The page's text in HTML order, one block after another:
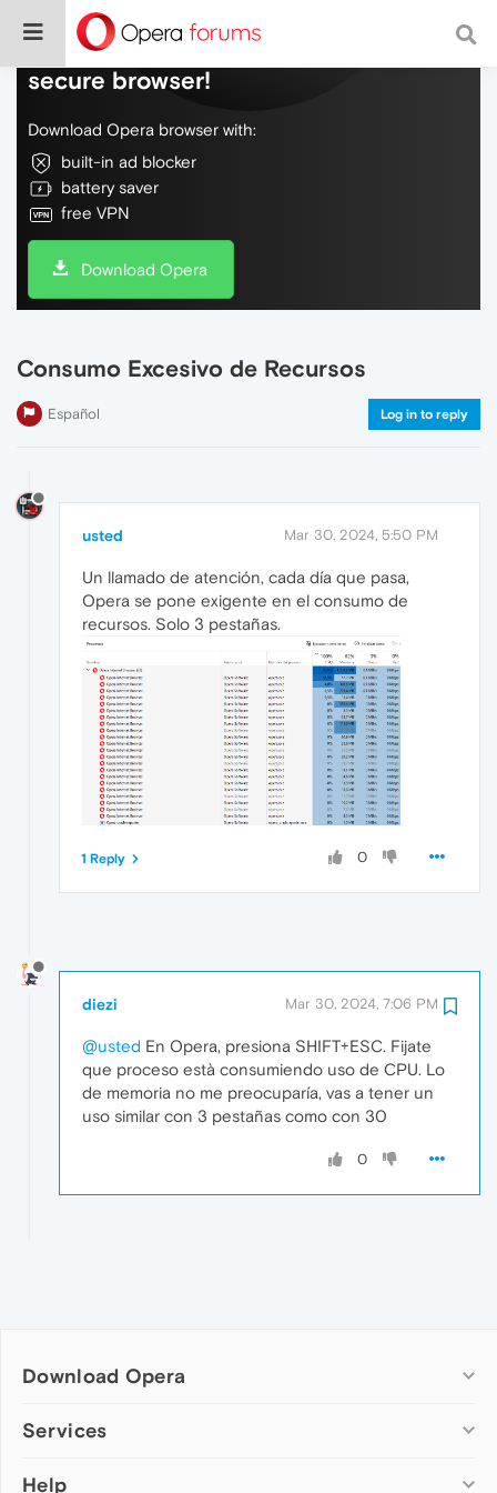
Do more on the web, with a fast and
secure browser!
Download Opera browser with:
built-in ad blocker
battery saver
free VPN
Download Opera
Consumo Excesivo de Recursos
Español Log in to reply
usted Mar 30, 2024, 5:50 PM
Un llamado de atención, cada día que pasa,
Opera se pone exigente en el consumo de
recursos. Solo 3 pestañas.
0
1 Reply
diezi Mar 30, 2024, 7:06 PM
@usted En Opera, presiona SHIFT+ESC. Fijate
que proceso està consumiendo uso de CPU. Lo
de memoria no me preocuparía, vas a tener un
uso similar con 3 pestañas como con 30
0
Download Opera
Computer browsers
Opera for Mac
Services
Add-ons
Help